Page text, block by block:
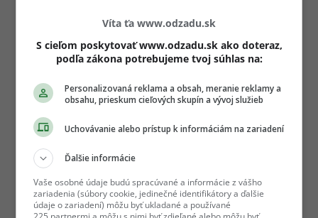
Víta ťa www.odzadu.sk
S cieľom poskytovať www.odzadu.sk ako doteraz,
podľa zákona potrebujeme tvoj súhlas na:
Personalizovaná reklama a obsah, meranie reklamy a
obsahu, prieskum cieľových skupín a vývoj služieb
Uchovávanie alebo prístup k informáciám na zariadení
Ďalšie informácie
Vaše osobné údaje budú spracúvané a informácie z vášho
zariadenia (súbory cookie, jedinečné identifikátory a ďalšie
údaje o zariadení) môžu byť ukladané a používané